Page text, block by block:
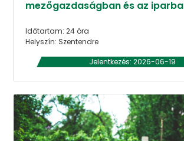
mezőgazdaságban és az
Időtartam: 24 óra
Helyszín: Szentendre
Jelentkezés: 2026-06-19